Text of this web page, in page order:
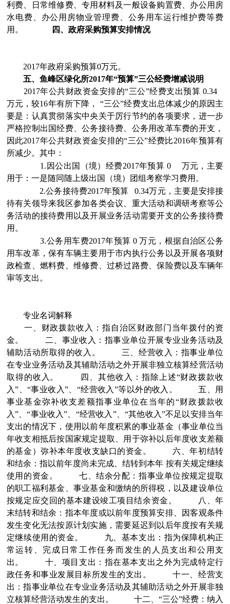
利费、日常维修费、专用材料及一般设备购置费、办公用房
水电费、办公用房物业管理费、公务用车运行维护费等费
用。
四、政府采购预算安排情况
2017年政府采购预算0万元。
五、 鱼峰区绿化所2017年“预算”三公经费增减说明
2017年公共财政资金安排的“三公”经费支出预算 0.34
万元，较16年有所下降， “三公”经费支出总体减少的原因主
要是：认真贯彻落实中央关于厉行节约的各项要求，进一步
严格控制出国经费、公务接待费、公务用改革车费的开支，
因此2017年公共财政资金安排的“三公”经费比2016年预算有
所减少。其中：
1.因公出国（境）经费2017年预算 0 万元，主要
用于：一是随同随上级出国（境）团组考察学习费用。
2.公务接待费2017年预算 0.34万元，主要是安排接
待有关领导来我区参加各类会议、重大活动和调研考察等公
务活动的接待费用以及开展业务活动需要开支的公务接待费
用。
3.公务用车费2017年预算 0 万元，根据自治区公务
用车改革，保有车辆主要用于市内执行公务以及开展各项财
政检查、燃料费、维修费、过桥过路费、保险费以及车辆年
审等支出。
专业名词解释
一、财政拨款收入：指自治区财政部门当年拨付的资
金。
二、事业收入：指事业单位开展专业业务活动及
辅助活动所取得的收入。
三、经营收入：指事业单位
在专业业务活动及其辅助活动之外开展非独立核算经营活动
取得的收入。
四、其他收入：指除上述“财政拨款收
入”、“事业收入”、“经营收入”等以外的收入。
五、用
事业基金弥补收支差额指事业单位在当年的“财政拨款收
入”、“事业收入”、“经营收入”、“其他收入”不足以安排当年
支出的情况下，使用以前年度积累的事业基金（事业单位当
年收支相抵后按国家规定提取、用于弥补以后年度收支差额
的基金）弥补本年度收支缺口的资金。
六、年初结转
和结余：指以前年度尚未完成、结转到本年 按有关规定继续
使用的资金。
七、结余分配：指事业单位按规定提取
的职工福利基金、事业基金和缴纳的所得税，以及建设单位
按规定应交回的基本建设竣工项目结余资金。
八、年
末结转和结余：指本年度或以前年度预算安排、因客观条件
发生变化无法按原计划实施，需要延迟到以后年度按有关规
定继续使用的资金。
九、基本支出：指为保障机构正
常运转、完成日常工作任务而发生的人员支出和公用支
出。
十、项目支出：指在基本支出之外为完成特定行
政任务和事业发展目标所发生的支出。
十一、经营支
出：指事业单位在专业业务活动及其辅助活动之外开展非独
立核算经营活动发生的支出。
十二、“三公”经费：纳入